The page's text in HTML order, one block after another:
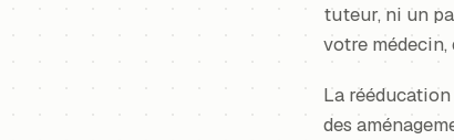
tuteur, ni un
votre
La
des